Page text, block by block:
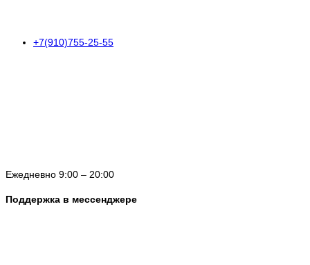
+7(910)755-25-55
Ежедневно 9:00 – 20:00
Поддержка в мессенджере